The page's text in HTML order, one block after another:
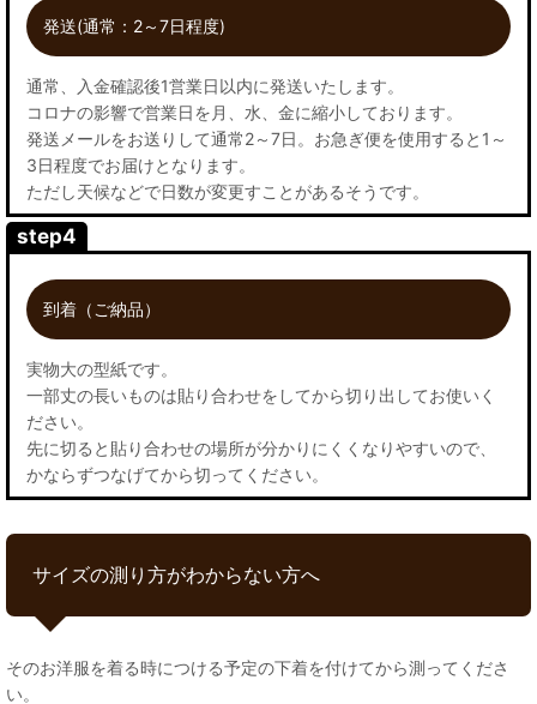
発送(通常：2～7日程度)
通常、入金確認後1営業日以内に発送いたします。
コロナの影響で営業日を月、水、金に縮小しております。
発送メールをお送りして通常2～7日。お急ぎ便を使用すると1～
3日程度でお届けとなります。
ただし天候などで日数が変更すことがあるそうです。
step4
到着（ご納品）
実物大の型紙です。
一部丈の長いものは貼り合わせをしてから切り出してお使いく
ださい。
先に切ると貼り合わせの場所が分かりにくくなりやすいので、
かならずつなげてから切ってください。
サイズの測り方がわからない方へ
そのお洋服を着る時につける予定の下着を付けてから測ってくださ
い。